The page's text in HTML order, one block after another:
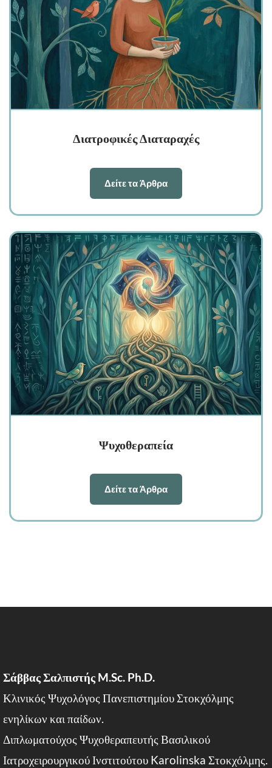
Διατροφικές Διαταραχές
Δείτε τα Άρθρα
Ψυχοθεραπεία
Δείτε τα Άρθρα
Σάββας Σαλπιστής M.Sc. Ph.D.
Κλινικός Ψυχολόγος Πανεπιστημίου Στοκχόλμης
ενηλίκων και παίδων.
Διπλωματούχος Ψυχοθεραπευτής Βασιλικού
Ιατροχειρουργικού Ινστιτούτου Karolinska Στοκχόλμης.